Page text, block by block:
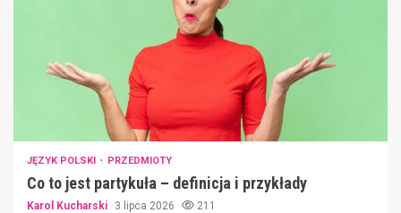
JĘZYK POLSKI PRZEDMIOTY
Co to jest partykuła – definicja i przykłady
Karol Kucharski 3 lipca 2026 211